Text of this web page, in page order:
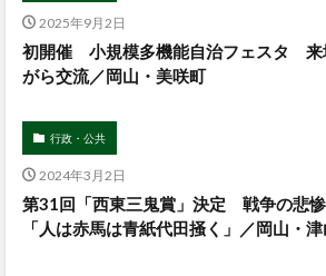
2025年9月2日
初開催 小規模多機能自治フェスタ 来
がら交流／岡山・美咲町
行政・公共
2024年3月2日
第31回「西東三鬼賞」決定 戦争の悲
「人は赤馬は青紙代田掻く」／岡山・